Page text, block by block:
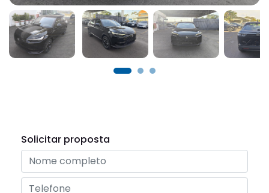
Solicitar proposta